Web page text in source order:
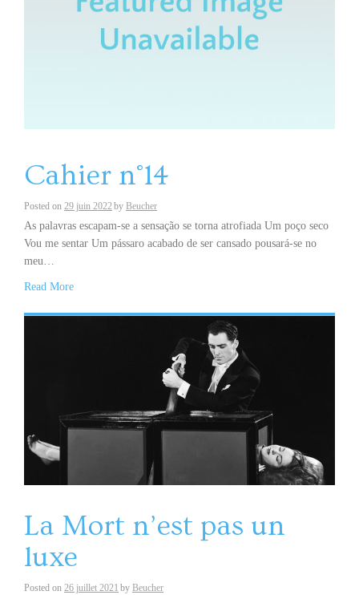
Cahier n°14
Posted on 29 juin 2022by Beucher
As palavras escapam-se a sensação se torna atrofiada Um poço seco
Vou me sentar Um pássaro acabado de ser cansado pousará-se no
meu…
Read More
La Mort n’est pas un
luxe
Posted on 26 juillet 2021 by Beucher